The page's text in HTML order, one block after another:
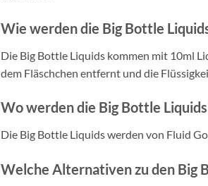
Wie werden die Big Bottle
Die Big Bottle Liquids kommen mit 10ml
dem Fläschchen entfernt und die
Wo werden die Big Bottle
Die Big Bottle Liquids werden von Fluid
Welche Alternativen zu den Big